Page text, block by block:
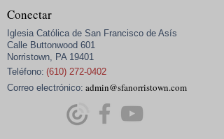
Conectar
Iglesia Católica de San Francisco de Asís
Calle Buttonwood 601
Norristown, PA 19401
Teléfono: (610) 272-0402
Correo electrónico: admin@sfanorristown.com